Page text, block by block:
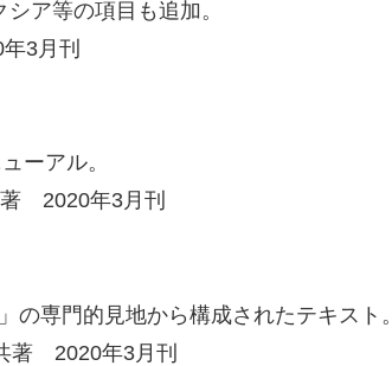
ア等の項目も追加。
3月刊
ーアル。
2020年3月刊
専門的見地から構成されたテキスト。
著 2020年3月刊